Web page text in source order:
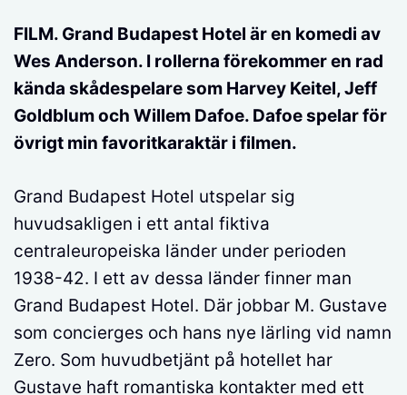
FILM. Grand Budapest Hotel är en komedi av
Wes Anderson. I rollerna förekommer en rad
kända skådespelare som Harvey Keitel, Jeff
Goldblum och Willem Dafoe. Dafoe spelar för
övrigt min favoritkaraktär i filmen.
Grand Budapest Hotel utspelar sig
huvudsakligen i ett antal fiktiva
centraleuropeiska länder under perioden
1938-42. I ett av dessa länder finner man
Grand Budapest Hotel. Där jobbar M. Gustave
som concierges och hans nye lärling vid namn
Zero. Som huvudbetjänt på hotellet har
Gustave haft romantiska kontakter med ett